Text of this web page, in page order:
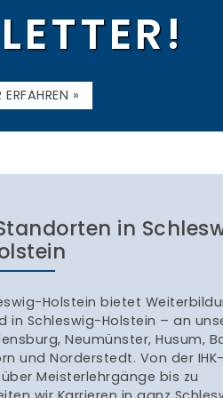
ERFAHREN »
in
Holstein bietet
in Schleswig-Holstein – an
Neumünster, Husum,
und Norderstedt. Von der IHK-
Meisterlehrgänge bis zu